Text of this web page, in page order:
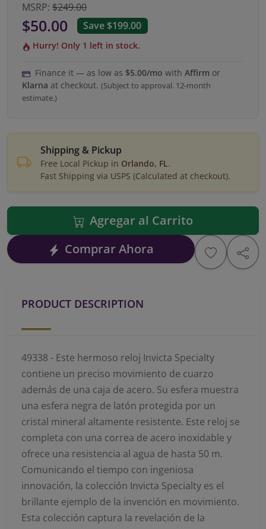
MSRP: $249.00
$50.00 Save $199.00
Hurry! Only 1 left in stock.
Finance it — as low as $5.00/mo with Affirm or
Klarna at checkout. (Subject to approval. 12-month
estimate.)
Shipping & Pickup
Free Local Pickup in Orlando, FL.
Fast Shipping via USPS (Calculated at checkout).
Agregar al Carrito
Comprar Ahora
PRODUCT DESCRIPTION
49338 - Este hermoso reloj Invicta Specialty
contiene un preciso movimiento de cuarzo
además de una caja de acero. Su esfera muestra
una esfera negra de latón protegida por un
cristal mineral altamente resistente. Este reloj se
completa con una correa de acero inoxidable y
ofrece una resistencia al agua de hasta 50 m.
Comunicando el tiempo con ingeniosa
innovación, la colección Invicta Specialty es el
brillante ejemplo de la invención en movimiento.
Esta colección captura la revelación de la